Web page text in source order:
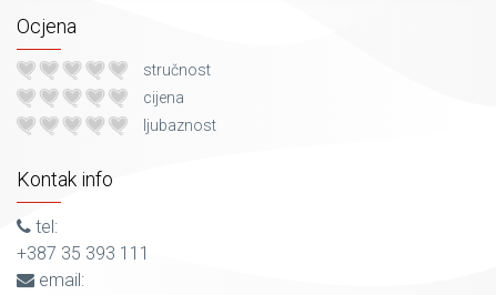
Ocjena
stručnost
cijena
ljubaznost
Kontak info
tel:
+387 35 393 111
email: